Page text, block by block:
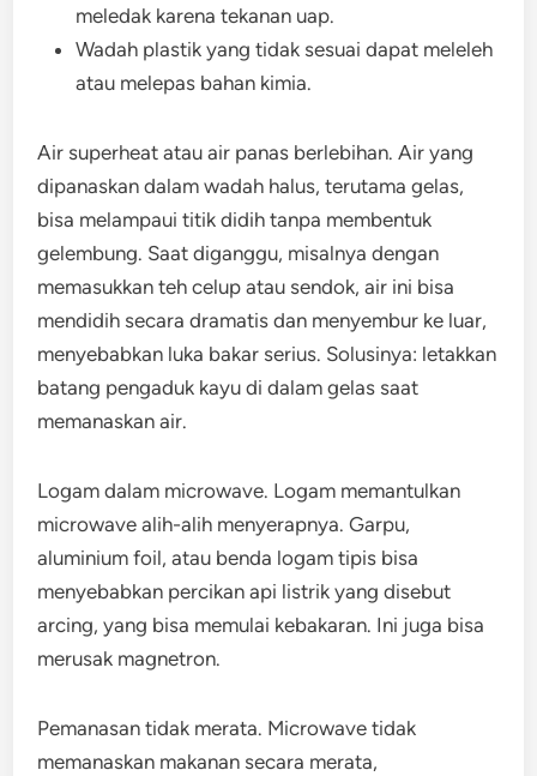
meledak karena tekanan uap.
Wadah plastik yang tidak sesuai dapat meleleh
atau melepas bahan kimia.
Air superheat atau air panas berlebihan. Air yang
dipanaskan dalam wadah halus, terutama gelas,
bisa melampaui titik didih tanpa membentuk
gelembung. Saat diganggu, misalnya dengan
memasukkan teh celup atau sendok, air ini bisa
mendidih secara dramatis dan menyembur ke luar,
menyebabkan luka bakar serius. Solusinya: letakkan
batang pengaduk kayu di dalam gelas saat
memanaskan air.
Logam dalam microwave. Logam memantulkan
microwave alih-alih menyerapnya. Garpu,
aluminium foil, atau benda logam tipis bisa
menyebabkan percikan api listrik yang disebut
arcing, yang bisa memulai kebakaran. Ini juga bisa
merusak magnetron.
Pemanasan tidak merata. Microwave tidak
memanaskan makanan secara merata,